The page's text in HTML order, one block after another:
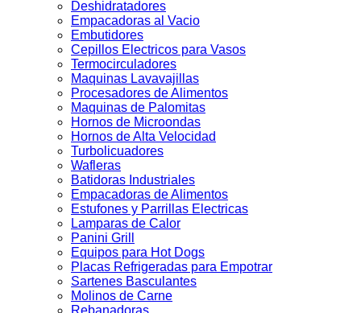
Deshidratadores
Empacadoras al Vacio
Embutidores
Cepillos Electricos para Vasos
Termocirculadores
Maquinas Lavavajillas
Procesadores de Alimentos
Maquinas de Palomitas
Hornos de Microondas
Hornos de Alta Velocidad
Turbolicuadores
Wafleras
Batidoras Industriales
Empacadoras de Alimentos
Estufones y Parrillas Electricas
Lamparas de Calor
Panini Grill
Equipos para Hot Dogs
Placas Refrigeradas para Empotrar
Sartenes Basculantes
Molinos de Carne
Rebanadoras